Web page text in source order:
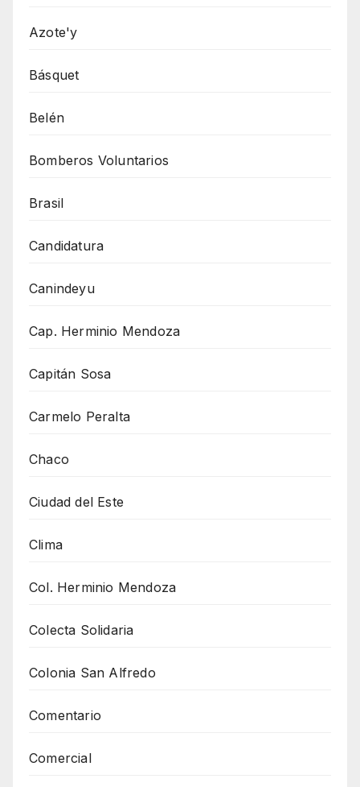
Azote'y
Básquet
Belén
Bomberos Voluntarios
Brasil
Candidatura
Canindeyu
Cap. Herminio Mendoza
Capitán Sosa
Carmelo Peralta
Chaco
Ciudad del Este
Clima
Col. Herminio Mendoza
Colecta Solidaria
Colonia San Alfredo
Comentario
Comercial